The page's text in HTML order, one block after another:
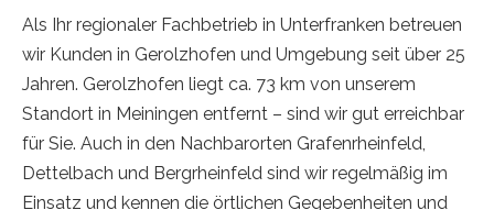
Als Ihr regionaler Fachbetrieb in Unterfranken betreuen
wir Kunden in Gerolzhofen und Umgebung seit über 25
Jahren. Gerolzhofen liegt ca. 73 km von unserem
Standort in Meiningen entfernt – sind wir gut erreichbar
für Sie. Auch in den Nachbarorten Grafenrheinfeld,
Dettelbach und Bergrheinfeld sind wir regelmäßig im
Einsatz und kennen die örtlichen Gegebenheiten und